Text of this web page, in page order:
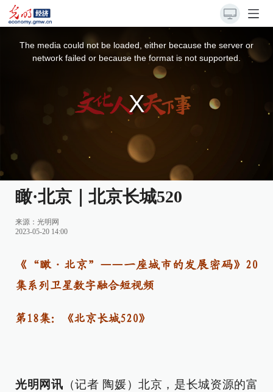
The media could not be loaded, either because the server or
network failed or because the format is not supported.
瞰·北京｜北京长城520
来源： 光明网
2023-05-20 14:00
《“瞰·北京”——一座城市的发展密码》20
集系列卫星数字融合短视频
第 18集：《北京长城520》
光明网讯 （记者 陶媛）北京，是长城资源的富